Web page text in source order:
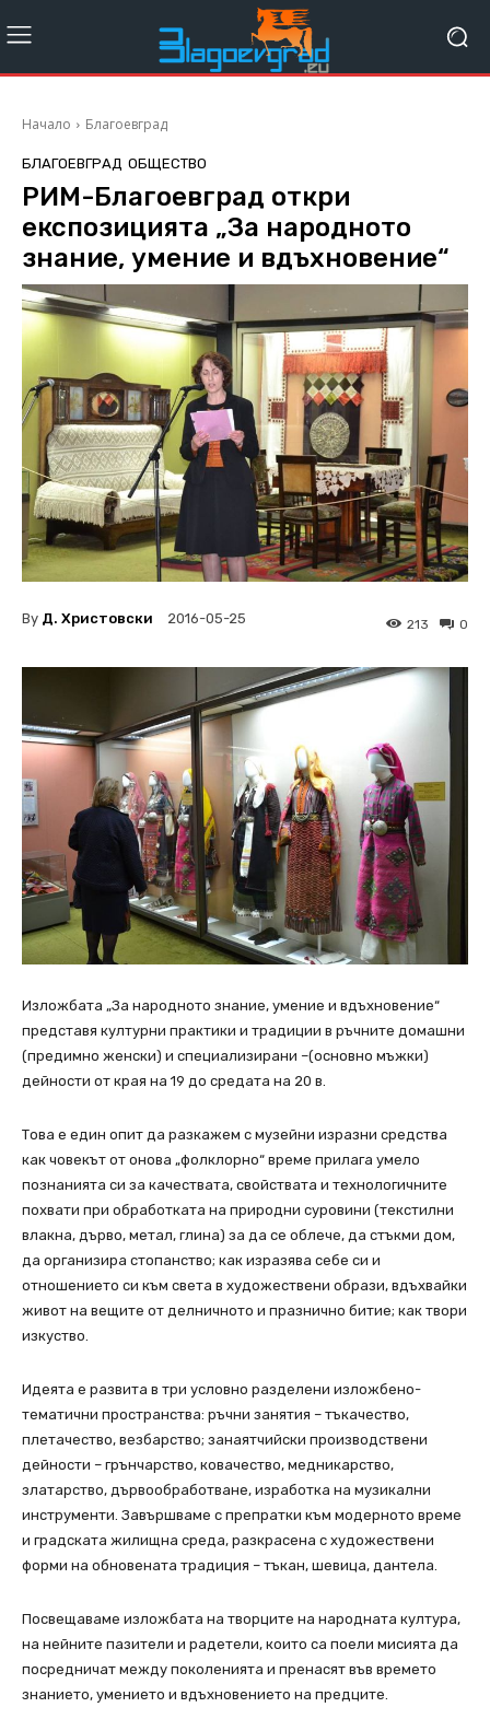
Начало Благоевград
БЛАГОЕВГРАД ОБЩЕСТВО
РИМ-Благоевград откри
експозицията „За народното
знание, умение и вдъхновение“
By Д. Христовски 2016-05-25 0
213
Изложбата „За народното знание, умение и вдъхновение“
представя културни практики и традиции в ръчните домашни
(предимно женски) и специализирани –(основно мъжки)
дейности от края на 19 до средата на 20 в.
Това е един опит да разкажем с музейни изразни средства
как човекът от онова „фолклорно“ време прилага умело
познанията си за качествата, свойствата и технологичните
похвати при обработката на природни суровини (текстилни
влакна, дърво, метал, глина) за да се облече, да стъкми дом,
да организира стопанство; как изразява себе си и
отношението си към света в художествени образи, вдъхвайки
живот на вещите от делничното и празнично битие; как твори
изкуство.
Идеята е развита в три условно разделени изложбено-
тематични пространства: ръчни занятия – тъкачество,
плетачество, везбарство; занаятчийски производствени
дейности – грънчарство, ковачество, медникарство,
златарство, дървообработване, изработка на музикални
инструменти. Завършваме с препратки към модерното време
и градската жилищна среда, разкрасена с художествени
форми на обновената традиция – тъкан, шевица, дантела.
Посвещаваме изложбата на творците на народната култура,
на нейните пазители и радетели, които са поели мисията да
посредничат между поколенията и пренасят във времето
знанието, умението и вдъхновението на предците.